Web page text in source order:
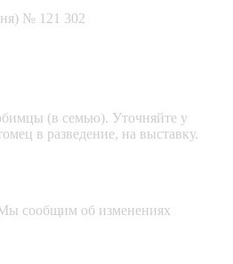
№ 121 302
(в семью). Уточняйте у
в разведение, на выставку.
сообщим об изменениях